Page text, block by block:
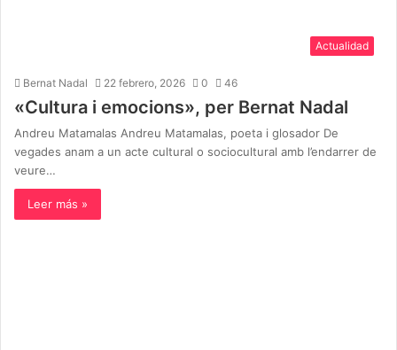
Actualidad
Bernat Nadal 22 febrero, 2026 0 46
«Cultura i emocions», per Bernat Nadal
Andreu Matamalas Andreu Matamalas, poeta i glosador De
vegades anam a un acte cultural o sociocultural amb l’endarrer de
veure…
Leer más »